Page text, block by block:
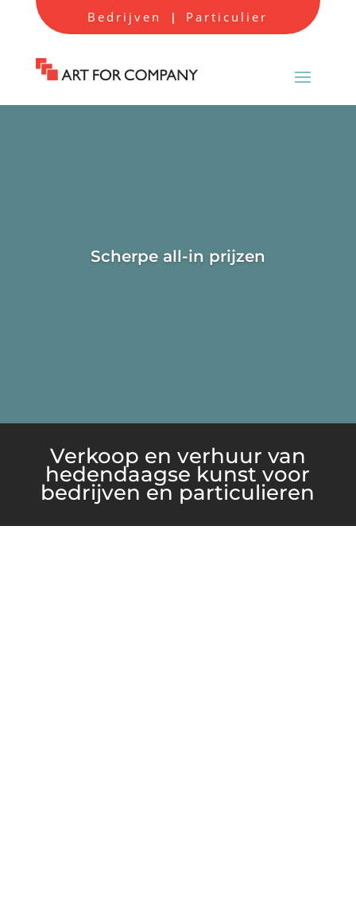
Bedrijven | Particulier
Scherpe all-in prijzen
Verkoop en verhuur van
hedendaagse kunst voor
bedrijven en particulieren